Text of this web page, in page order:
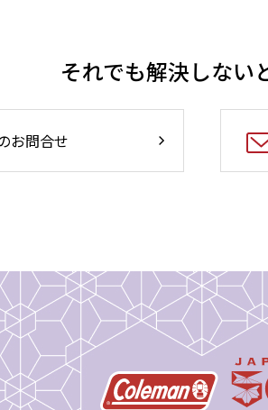
それでも解決しない
お問合せ